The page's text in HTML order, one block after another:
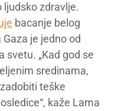
zdravlje.
bacanje belog
je jedno od
svetu. „Kad god se
sredinama,
teške
kaže Lama